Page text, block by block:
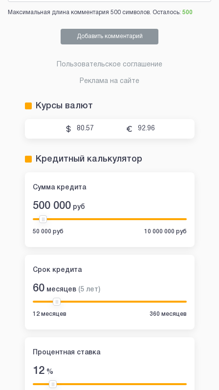
Максимальная длина комментария 500 символов. Осталось: 500
Добавить комментарий
Пользовательское соглашение
Реклама на сайте
Курсы валют
80.57 92.96
Кредитный калькулятор
Сумма кредита
500 000 руб
50 000 руб 10 000 000 руб
Срок кредита
60 месяцев (5 лет)
12 месяцев 360 месяцев
Процентная ставка
12%